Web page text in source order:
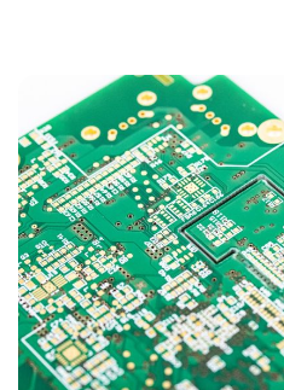
BIURO
Jak wybrać
etykiet dla Twojej
25 listopada 2024 6 min